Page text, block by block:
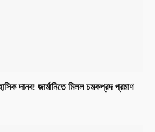
দানব! জার্মানিতে মিলল চমকপ্রদ প্রমাণ